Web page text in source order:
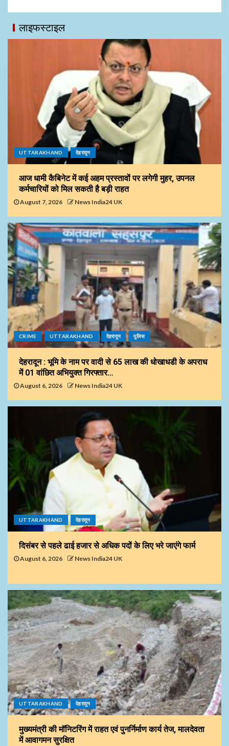
लाइफस्टाइल
UTTARAKHAND देहरादून
आज धामी कैबिनेट में कई अहम प्रस्तावों पर लगेगी मुहर, उपनल
कर्मचारियों को मिल सकती है बड़ी राहत
August 7, 2026 News India24 UK
CRIME UTTARAKHAND देहरादून पुलिस
देहरादून : भूमि के नाम पर वादी से 65 लाख की धोखाधडी के अपराध
में 01 वांछित अभियुक्त गिरफ्तार…
August 6, 2026 News India24 UK
UTTARAKHAND देहरादून
दिसंबर से पहले ढाई हजार से अधिक पदों के लिए भरे जाएंगे फार्म
August 6, 2026 News India24 UK
UTTARAKHAND देहरादून
मुख्यमंत्री की मॉनिटरिंग में राहत एवं पुनर्निर्माण कार्य तेज, मालदेवता
में आवागमन सुरक्षित